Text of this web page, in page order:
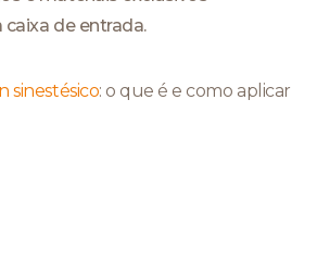
de entrada.
sinestésico: o que é e como aplicar